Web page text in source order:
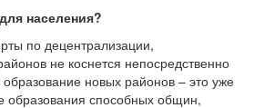
населения?
по децентрализации,
не коснется непосредственно
новых районов – это уже
способных общин,